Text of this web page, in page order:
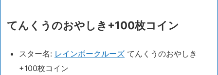
てんくうのおやしき+100枚コイン
スター名: レインボークルーズ てんくうのおやしき
+100枚コイン